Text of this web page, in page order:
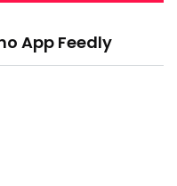
App Feedly